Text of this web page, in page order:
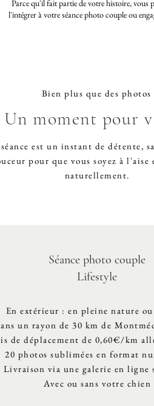
Parce qu'il fait partie de votre histoire, vous
l'intégrer à votre séance photo couple ou
Bien plus que des photos
Un moment pour
est un instant de détente,
pour que vous soyez à
naturellement.
Séance photo couple
Lifestyle
En extérieur : en pleine nature
un rayon de 30 km de
de déplacement de 0,60€/km
20 photos sublimées en format
Livraison via une galerie en ligne
Avec ou sans votre chien